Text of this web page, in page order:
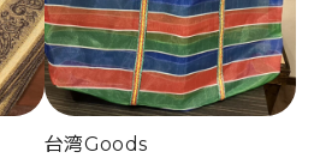
台湾Goods